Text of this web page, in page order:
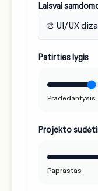
Laisvai
🎨 UI/UX
Patirties lygis
Pradedantysis
Projekto
Paprastas